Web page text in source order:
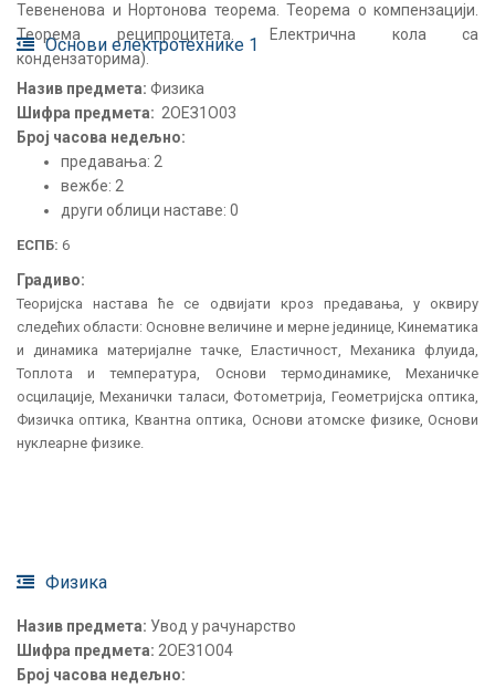
Тевененова и Нортонова теорема. Теорема о компензацији.
Теорема реципроцитета. Електрична кола са
кондензаторима).
Основи електротехнике 1
Назив предмета: Физика
Шифра предмета: 2ОЕЗ1О03
Број часова недељно:
предавања: 2
вежбе: 2
други облици наставе: 0
ЕСПБ: 6
Градиво:
Теоријска настава ће се одвијати кроз предавања, у оквиру
следећих области: Основне величине и мерне јединице, Кинематика
и динамика материјалне тачке, Еластичност, Механика флуида,
Топлота и температура, Основи термодинамике, Механичке
осцилације, Механички таласи, Фотометрија, Геометријска оптика,
Физичка оптика, Квантна оптика, Основи атомске физике, Основи
нуклеарне физике.
Физика
Назив предмета: Увод у рачунарство
Шифра предмета: 2ОЕЗ1О04
Број часова недељно: